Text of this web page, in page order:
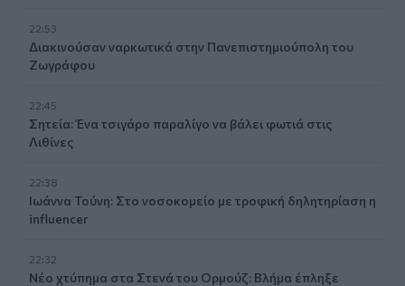
22:53
Διακινούσαν ναρκωτικά στην Πανεπιστημιούπολη του
Ζωγράφου
22:45
Σητεία: Ένα τσιγάρο παραλίγο να βάλει φωτιά στις
Λιθίνες
22:38
Ιωάννα Τούνη: Στο νοσοκομείο με τροφική δηλητηρίαση η
influencer
22:32
Νέο χτύπημα στα Στενά του Ορμούζ: Βλήμα έπληξε